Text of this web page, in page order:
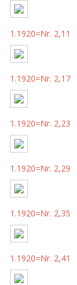
1.1920=Nr. 2,11
1.1920=Nr. 2,17
1.1920=Nr. 2,23
1.1920=Nr. 2,29
1.1920=Nr. 2,35
1.1920=Nr. 2,41